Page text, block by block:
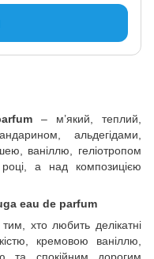
– м’який, теплий,
альдегідами,
ваніллю, геліотропом
а над композицією
eau de parfum
хто любить делікатні
кремовою ваніллю,
спокійним дорогим